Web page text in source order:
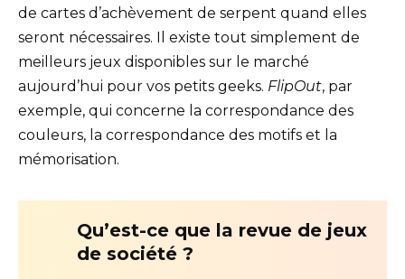
de cartes d’achèvement de serpent quand elles
seront nécessaires. Il existe tout simplement de
meilleurs jeux disponibles sur le marché
aujourd’hui pour vos petits geeks. FlipOut, par
exemple, qui concerne la correspondance des
couleurs, la correspondance des motifs et la
mémorisation.
Qu’est-ce que la revue de jeux
de société ?